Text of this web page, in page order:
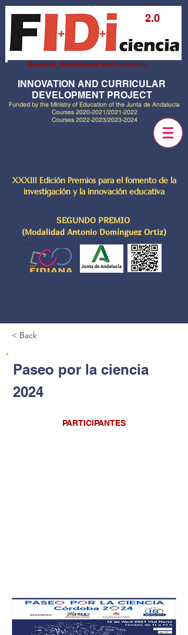
2.0
Research, development and innovation
INNOVATION AND CURRICULAR
DEVELOPMENT PROJECT
Funded by the Ministry of Education of the Junta de Andalucía
Courses 2020-2021/2021-2022
Courses 2022-2023/2023-2024
XXXIII Edición Premios para el fomento de la
investigación y la innovación educativa
SEGUNDO PREMIO
(Modalidad Antonio Domínguez Ortiz)
< Back
Paseo por la ciencia
2024
PARTICIPANTES